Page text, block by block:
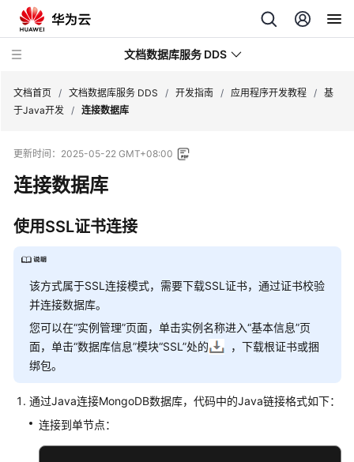
文档数据库服务 DDS
新
动
态
服
务
公
告
产
品
介
绍
计
费
文档首页 / 文档数据库服务 DDS / 开发指南 / 应用程序开发教程 / 基
于Java开发 / 连接数据库
更新时间： 2025-05-22 GMT+08:00
连接数据库
使用SSL证书连接
该方式属于SSL连接模式，需要下载SSL证书，通过证书校验
并连接数据库。
您可以在“实例管理”页面，单击实例名称进入“基本信息”页
面，单击“数据库信息”模块“SSL”处的
，下载根证书或捆
绑包。
通过Java连接MongoDB数据库，代码中的Java链接格式如下：
连接到单节点：